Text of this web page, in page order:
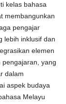
kelas bahasa
membangunkan
pengajar
lebih inklusif dan
elemen
yang
dalam
aspek budaya
Melayu